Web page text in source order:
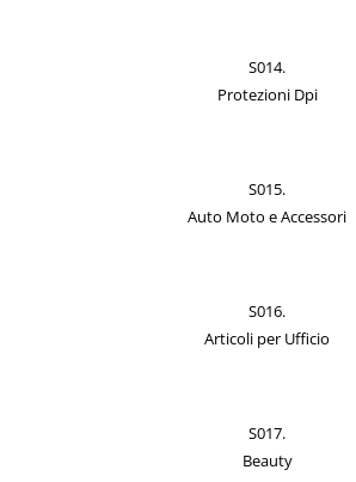
S014.
Protezioni Dpi
S015.
Auto Moto e Accessori
S016.
Articoli per Ufficio
S017.
Beauty